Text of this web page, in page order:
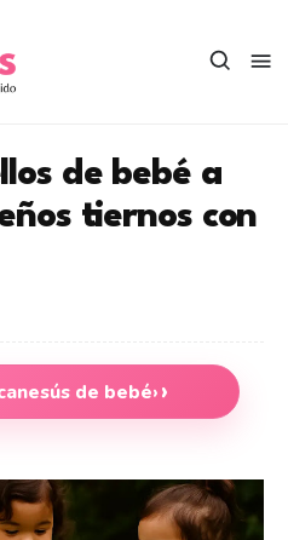
de bebé a
tiernos con
de bebé›